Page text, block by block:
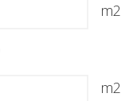
m2
m2